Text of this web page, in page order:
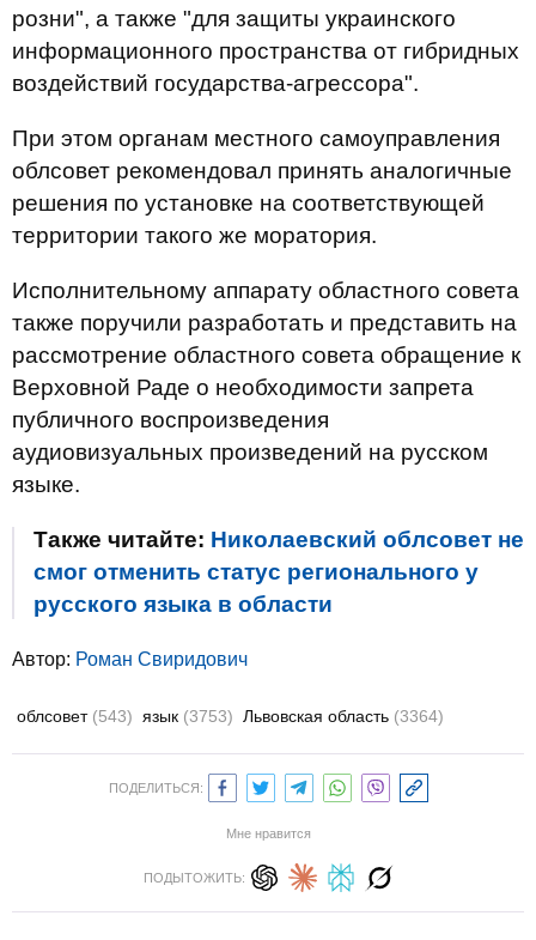
розни", а также "для защиты украинского
информационного пространства от гибридных
воздействий государства-агрессора".
При этом органам местного самоуправления
облсовет рекомендовал принять аналогичные
решения по установке на соответствующей
территории такого же моратория.
Исполнительному аппарату областного совета
также поручили разработать и представить на
рассмотрение областного совета обращение к
Верховной Раде о необходимости запрета
публичного воспроизведения
аудиовизуальных произведений на русском
языке.
Также читайте: Николаевский облсовет не
смог отменить статус регионального у
русского языка в области
Автор: Роман Свиридович
облсовет (543) язык (3753) Львовская область (3364)
ПОДЕЛИТЬСЯ:
Мне нравится
ПОДЫТОЖИТЬ: